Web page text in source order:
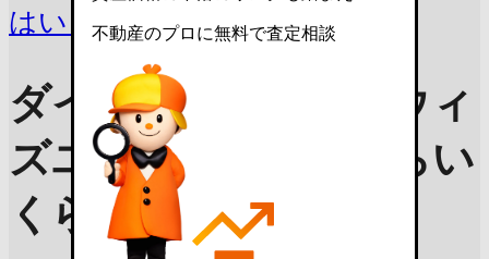
はい いいえ
ダイアパレス阪東橋ウィ
ズユーカリは売ったらい
くら？ 参考査定価格
不動産のプロに無料で査定相談